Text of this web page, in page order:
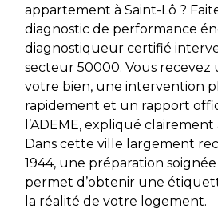
appartement à Saint-Lô ?
diagnostic de performance
diagnostiqueur certifié
secteur 50000. Vous recevez
votre bien, une intervention
rapidement et un rapport
l’ADEME, expliqué clairement
Dans cette ville largement
1944, une préparation
permet d’obtenir une
la réalité de votre logement.